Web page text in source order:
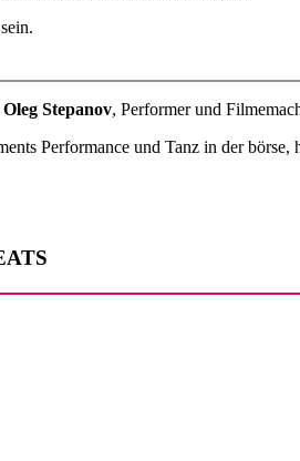
Oleg Stepanov, Performer und
Performance und Tanz in der